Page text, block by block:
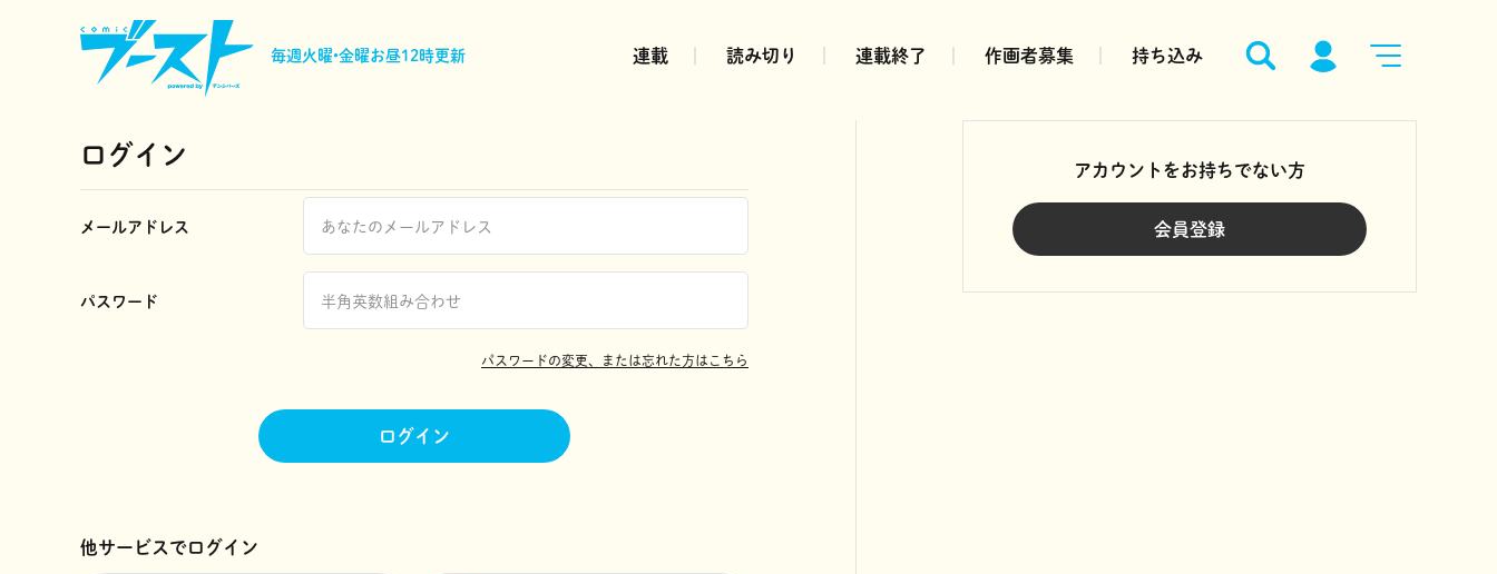
毎週火曜•金曜お昼12時更新 連載 読み切り 連載終了 作画者募集 持ち込み
ログイン
メールアドレス
パスワード
パスワードの変更、または忘れた方はこちら
ログイン
他サービスでログイン
アカウントをお持ちでない方
会員登録